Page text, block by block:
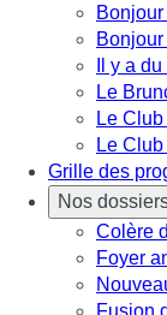
Il y a
Le
Le
Le
Grille des
Nos
Colère
Foyer
Fusion